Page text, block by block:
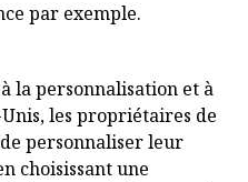
par exemple.
la personnalisation et à
les propriétaires de
personnaliser leur
choisissant une